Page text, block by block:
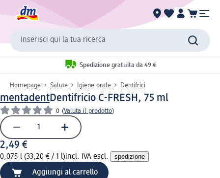
Inserisci qui la tua ricerca
Spedizione gratuita da 49 €
Homepage Salute Igiene orale Dentifrici
mentadentDentifricio C-FRESH, 75 ml
0 (Valuta il prodotto)
2,49 €
0,075 l (33,20 € / 1 l)incl. IVA escl. spedizione
Aggiungi al carrello